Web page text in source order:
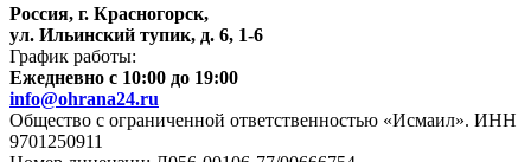
Россия, г. Красногорск,
ул. Ильинский тупик, д. 6, 1-6
График работы:
Ежедневно c 10:00 до 19:00
info@ohrana24.ru
Общество с ограниченной ответственностью «Исмаил». ИНН
9701250911